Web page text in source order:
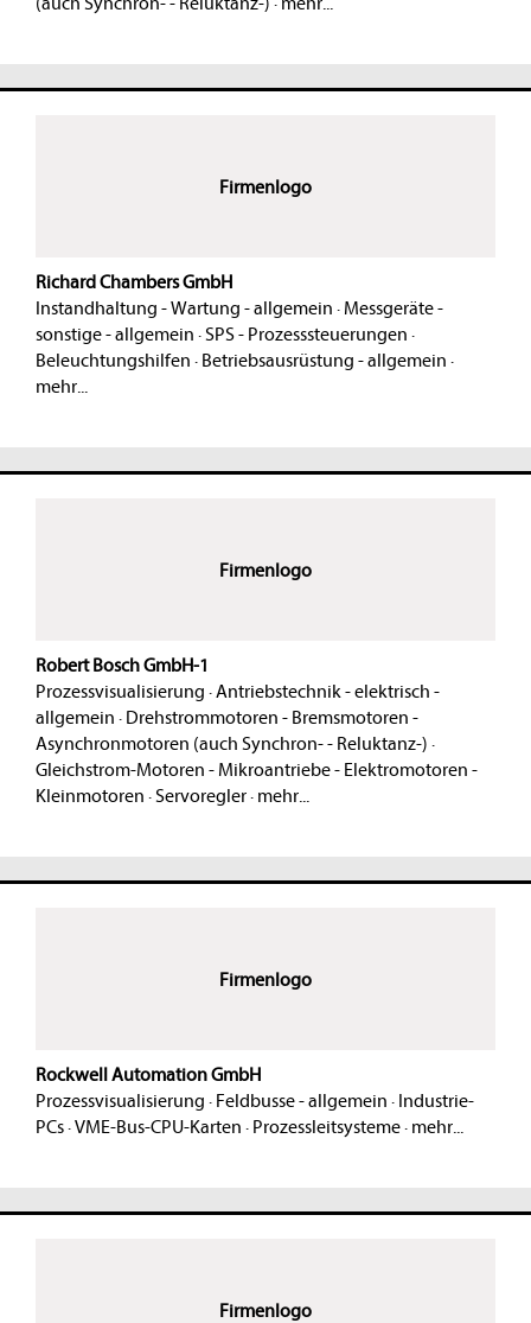
Firmenlogo
Richard Chambers GmbH
Instandhaltung - Wartung - allgemein · Messgeräte -
sonstige - allgemein · SPS - Prozesssteuerungen ·
Beleuchtungshilfen · Betriebsausrüstung - allgemein ·
mehr...
Firmenlogo
Robert Bosch GmbH-1
Prozessvisualisierung ·Antriebstechnik - elektrisch -
allgemein · Drehstrommotoren - Bremsmotoren -
Asynchronmotoren (auch Synchron- - Reluktanz-) ·
Gleichstrom-Motoren - Mikroantriebe - Elektromotoren -
Kleinmotoren · Servoregler· mehr...
Firmenlogo
Rockwell Automation GmbH
Prozessvisualisierung · Feldbusse - allgemein · Industrie-
PCs·VME-Bus-CPU-Karten · Prozessleitsysteme· mehr...
Firmenlogo